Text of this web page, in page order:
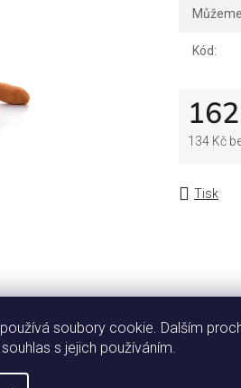
soubory cookie. Dalším
s jejich používáním.
Kód:
134 Kč
Tisk
Popis